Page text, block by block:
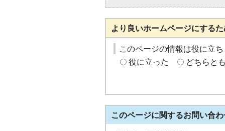
より良いホームページにする
このページの情報は役に立
役に立った
どちらと
このページに関するお問い合わ